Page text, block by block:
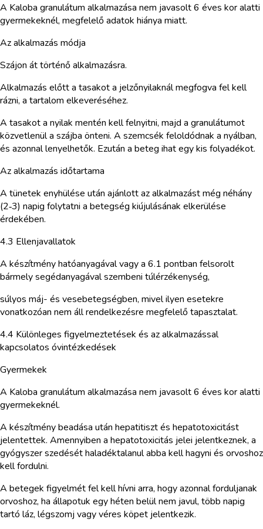
A Kaloba granulátum alkalmazása nem javasolt 6 éves kor alatti
gyermekeknél, megfelelő adatok hiánya miatt.
Az alkalmazás módja
Szájon át történő alkalmazásra.
Alkalmazás előtt a tasakot a jelzőnyilaknál megfogva fel kell
rázni, a tartalom elkeveréséhez.
A tasakot a nyilak mentén kell felnyitni, majd a granulátumot
közvetlenül a szájba önteni. A szemcsék feloldódnak a nyálban,
és azonnal lenyelhetők. Ezután a beteg ihat egy kis folyadékot.
Az alkalmazás időtartama
A tünetek enyhülése után ajánlott az alkalmazást még néhány
(2‑3) napig folytatni a betegség kiújulásának elkerülése
érdekében.
4.3 Ellenjavallatok
A készítmény hatóanyagával vagy a 6.1 pontban felsorolt
bármely segédanyagával szembeni túlérzékenység,
súlyos máj- és vesebetegségben, mivel ilyen esetekre
vonatkozóan nem áll rendelkezésre megfelelő tapasztalat.
4.4 Különleges figyelmeztetések és az alkalmazással
kapcsolatos óvintézkedések
Gyermekek
A Kaloba granulátum alkalmazása nem javasolt 6 éves kor alatti
gyermekeknél.
A készítmény beadása után hepatitiszt és hepatotoxicitást
jelentettek. Amennyiben a hepatotoxicitás jelei jelentkeznek, a
gyógyszer szedését haladéktalanul abba kell hagyni és orvoshoz
kell fordulni.
A betegek figyelmét fel kell hívni arra, hogy azonnal forduljanak
orvoshoz, ha állapotuk egy héten belül nem javul, több napig
tartó láz, légszomj vagy véres köpet jelentkezik.